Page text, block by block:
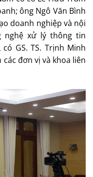
ông Ngô Văn Bình
doanh nghiệp và nội
nghệ xử lý thông tin
GS. TS. Trịnh Minh
đơn vị và khoa liên